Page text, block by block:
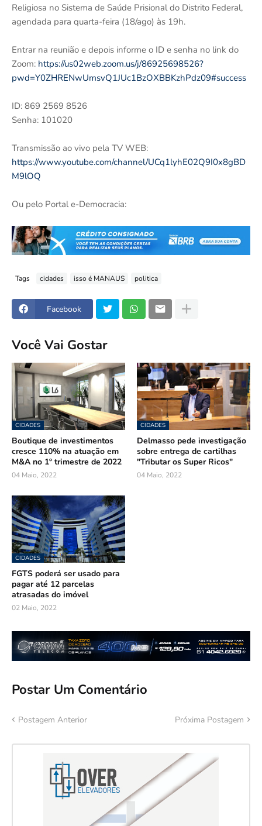
Religiosa no Sistema de Saúde Prisional do Distrito Federal,
agendada para quarta-feira (18/ago) às 19h.
Entrar na reunião e depois informe o ID e senha no link do
Zoom: https://us02web.zoom.us/j/86925698526?
pwd=Y0ZHRENwUmsvQ1JUc1BzOXBBKzhPdz09#success
ID: 869 2569 8526
Senha: 101020
Transmissão ao vivo pela TV WEB:
https://www.youtube.com/channel/UCq1lyhE02Q9I0x8gBD
M9lOQ
Ou pelo Portal e-Democracia:
Tags cidades isso é MANAUS politica
Facebook
Você Vai Gostar
CIDADES
Boutique de investimentos
cresce 110% na atuação em
M&A no 1º trimestre de 2022
04 Maio, 2022
CIDADES
Delmasso pede investigação
sobre entrega de cartilhas
"Tributar os Super Ricos"
04 Maio, 2022
CIDADES
FGTS poderá ser usado para
pagar até 12 parcelas
atrasadas do imóvel
02 Maio, 2022
Postar Um Comentário
Postagem Anterior Próxima Postagem